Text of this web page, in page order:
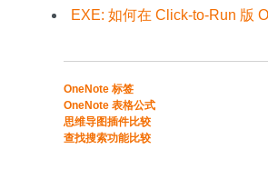
EXE: 如何在 Click-to-Run 版
​​OneNote 标签
OneNote 表格公式​
​思维导图插件比较​
​查找搜索功能比较​